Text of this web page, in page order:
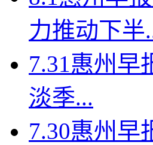
力推动下半
7.31惠州早
淡季...
7.30惠州早